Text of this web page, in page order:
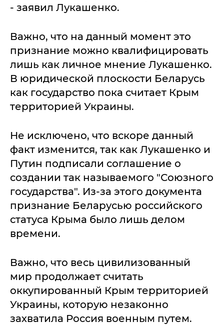
- заявил Лукашенко.
Важно, что на данный момент это
признание можно квалифицировать
лишь как личное мнение Лукашенко.
В юридической плоскости Беларусь
как государство пока считает Крым
территорией Украины.
Не исключено, что вскоре данный
факт изменится, так как Лукашенко и
Путин подписали соглашение о
создании так называемого "Союзного
государства". Из-за этого документа
признание Беларусью российского
статуса Крыма было лишь делом
времени.
Важно, что весь цивилизованный
мир продолжает считать
оккупированный Крым территорией
Украины, которую незаконно
захватила Россия военным путем.